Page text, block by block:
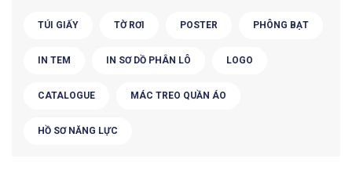
TÚI GIẤY TỜ RƠI POSTER PHÔNG BẠT
IN TEM IN SƠ DỒ PHÂN LÔ LOGO
CATALOGUE MÁC TREO QUẦN ÁO
HỒ SƠ NĂNG LỰC